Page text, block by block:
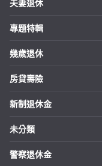
夫妻退休
專題特輯
幾歲退休
房貸壽險
新制退休金
未分類
警察退休金